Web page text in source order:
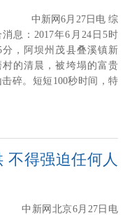
中新网6月27日电 综
消息：2017年6月24日5时
分，阿坝州茂县叠溪镇新
村的清晨，被垮塌的富贵
击碎。短短100秒时间，特
不得强迫任何人
中新网北京6月27日电